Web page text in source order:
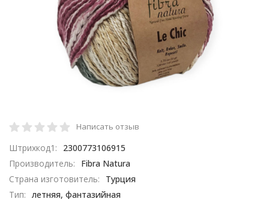
Написать отзыв
Штрихкод1:
2300773106915
Производитель:
Fibra Natura
Страна изготовитель:
Турция
Тип: летняя, фантазийная